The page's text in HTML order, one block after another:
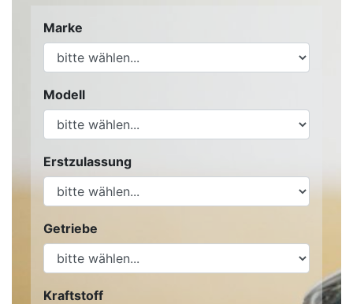
Marke
Modell
Erstzulassung
Getriebe
Kraftstoff